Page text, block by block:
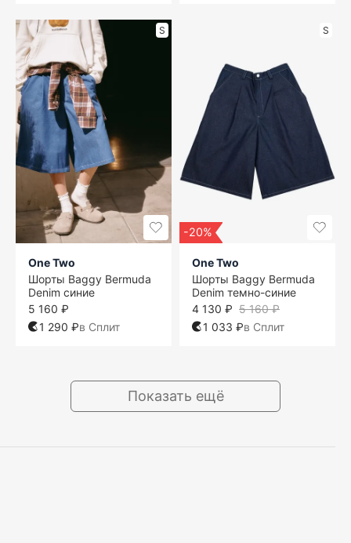
S
One Two
Шорты Baggy Bermuda
Denim синие
5 160 ₽
1 290 ₽в Сплит
S
-20%
One Two
Шорты Baggy Bermuda
Denim темно-синие
5 160 ₽
4 130 ₽
1 033 ₽в Сплит
Показать ещё